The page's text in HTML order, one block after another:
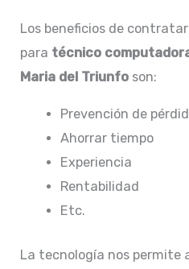
Los beneficios de
para técnico
Maria del Triunfo son:
Prevención de
Ahorrar tiempo
Experiencia
Rentabilidad
Etc.
La tecnología nos permite